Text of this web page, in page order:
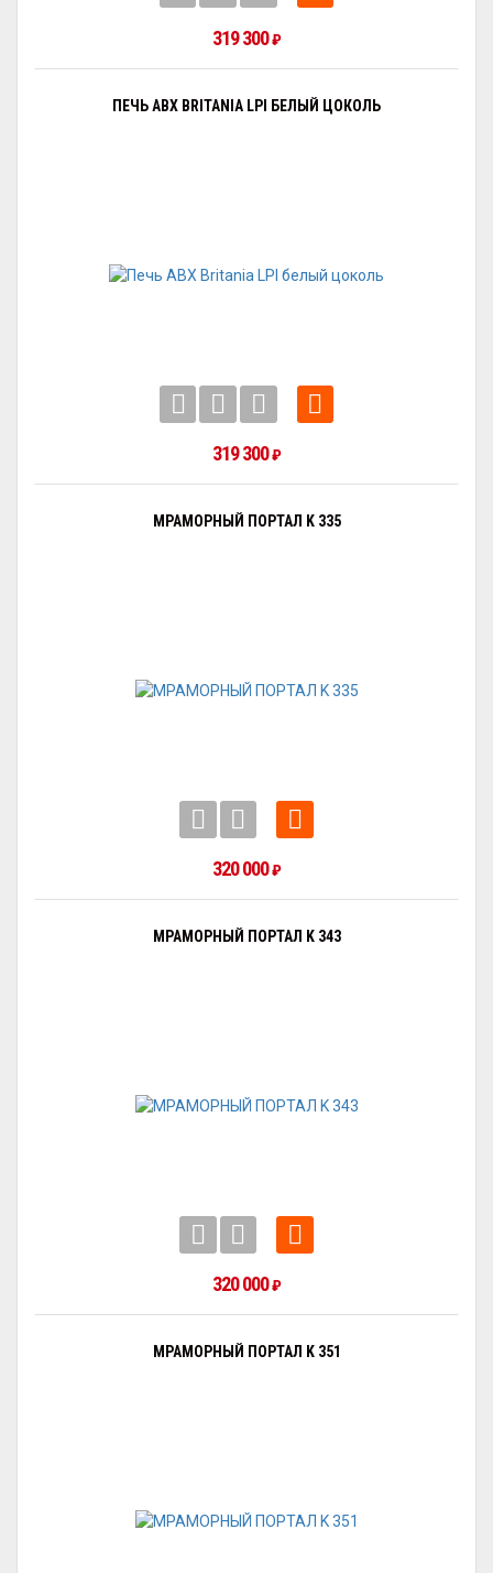
319 300₽
ПЕЧЬ ABX BRITANIA LPI БЕЛЫЙ ЦОКОЛЬ
319 300₽
МРАМОРНЫЙ ПОРТАЛ K 335
320 000₽
МРАМОРНЫЙ ПОРТАЛ K 343
320 000₽
МРАМОРНЫЙ ПОРТАЛ K 351